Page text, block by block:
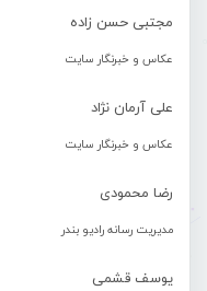
مجتبی حسن زاده
عکاس و خبرنگار سایت
علی آرمان نژاد
عکاس و خبرنگار سایت
رضا محمودی
مدیریت رسانه رادیو بندر
یوسف قشمی